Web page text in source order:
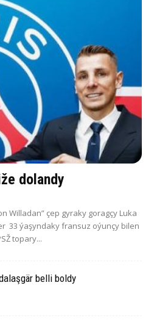
dolandy
Willadan” çep gyraky goragçy Luka
33 ýaşyndaky fransuz oýunçy bilen
topary...
belli boldy